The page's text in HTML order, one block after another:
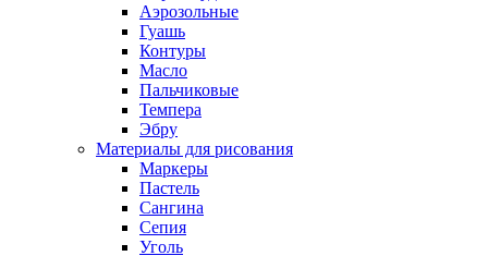
Аэрозольные
Гуашь
Контуры
Масло
Пальчиковые
Темпера
Эбру
Материалы для рисования
Маркеры
Пастель
Сангина
Сепия
Уголь